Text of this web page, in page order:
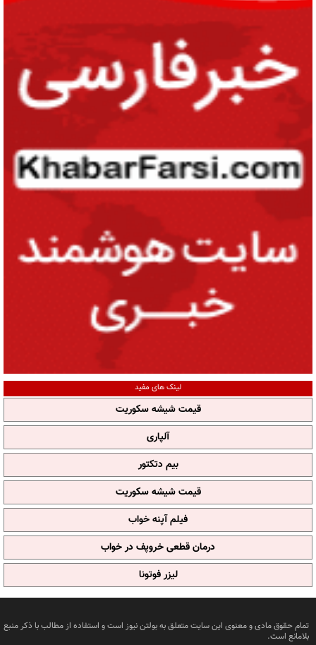
لینک های مفید
قیمت شیشه سکوریت
آلپاری
بیم دتکتور
قیمت شیشه سکوریت
فیلم آپنه خواب
درمان قطعی خروپف در خواب
لیزر فوتونا
تمام حقوق مادی و معنوی این سایت متعلق به بولتن نیوز است و استفاده از مطالب با ذکر منبع
بلامانع است.